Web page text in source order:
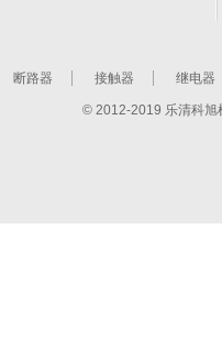
断路器 接触器 继电器
© 2012-2019 乐清科旭